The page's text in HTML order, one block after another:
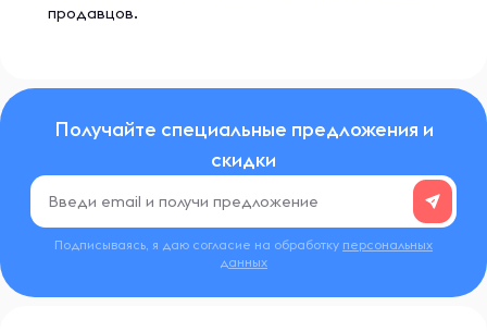
продавцов.
Получайте специальные предложения и
скидки
Подписываясь, я даю согласие на обработку персональных
данных